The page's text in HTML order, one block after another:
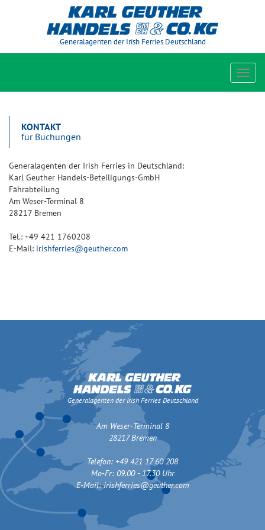
Generalagenten der Irish Ferries Deutschland
KONTAKT
für Buchungen
Generalagenten der Irish Ferries in Deutschland:
Karl Geuther Handels-Beteiligungs-GmbH
Fährabteilung
Am Weser-Terminal 8
28217 Bremen
Tel.: +49 421 1760208
E-Mail: irishferries@geuther.com
Generalagenten der Irish Ferries Deutschland
Am Weser-Terminal 8
28217 Bremen
Telefon: +49 421 17 60 208
Mo-Fr: 09.00 - 17.30 Uhr
E-Mail:irishferries@geuther.com